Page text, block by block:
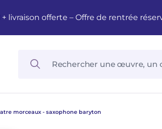
livraison offerte – Offre de rentrée
morceaux - saxophone baryton